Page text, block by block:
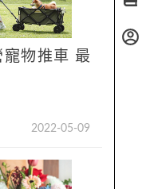
物推車 最
2022-05-09